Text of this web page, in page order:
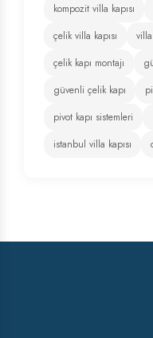
kompozit villa kapısı
çelik villa kapısı
çelik kapı montajı
güvenli çelik kapı
pivot kapı sistemleri
istanbul villa kapısı